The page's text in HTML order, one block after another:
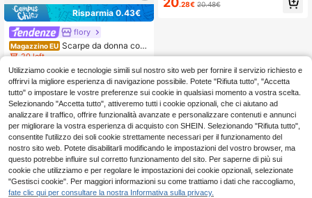
Risparmia 0.43€
flory
Magazzino EU Scarpe da donna com
ode e casual alla moda con tacco al
20 left
23.70€ -1% 24.13€
4-7 giorni lavorativi
o, suola morbida
.28€ 20.48€
Utilizziamo cookie e tecnologie simili sul nostro sito web per fornire il servizio richiesto e
offrirvi la migliore esperienza di navigazione possibile. Potete "Rifiuta tutto", "Accetta
tutto" o impostare le vostre preferenze sui cookie in qualsiasi momento a vostra scelta.
Selezionando "Accetta tutto", attiveremo tutti i cookie opzionali, che ci aiutano ad
analizzare il traffico, offrire funzionalità avanzate e personalizzare contenuti e annunci
per migliorare la vostra esperienza di acquisto con SHEIN. Selezionando "Rifiuta tutto",
consentite l'utilizzo dei soli cookie strettamente necessari per il funzionamento del
nostro sito web. Potete disabilitarli modificando le impostazioni del vostro browser, ma
questo potrebbe influire sul corretto funzionamento del sito. Per saperne di più sui
cookie che utilizziamo e per regolare le impostazioni dei cookie opzionali, selezionate
"Gestisci cookie". Per maggiori informazioni su come trattiamo i dati che raccogliamo,
fate clic qui per consultare la nostra Informativa sulla privacy.